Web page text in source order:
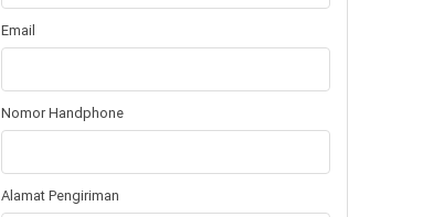
Email
Nomor Handphone
Alamat Pengiriman